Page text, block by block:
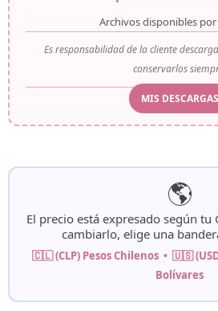
Archivos disponibles por
Es responsabilidad de la cliente
conservarlos
MIS DESCARGAS
🌎
El precio está expresado según tu
cambiarlo, elige una
🇨🇱 (CLP) Pesos Chilenos • 🇺🇸
Bolívares